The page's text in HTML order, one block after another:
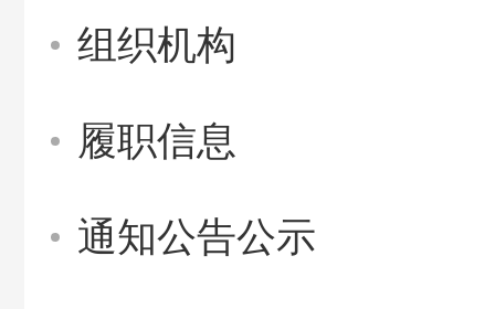
组织机构
履职信息
通知公告公示